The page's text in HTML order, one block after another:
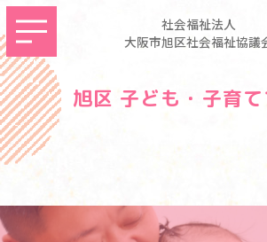
社会福祉法人
大阪市旭区社会福祉協議
旭区 子ども・子育